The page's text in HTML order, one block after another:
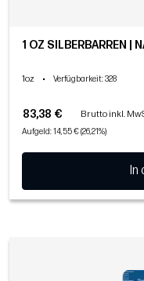
1 OZ SILBERBARREN |
1oz • Verfügbarkeit: 328
83,38 € Brutto inkl.
Aufgeld: 14,55 € (26,21%)
In